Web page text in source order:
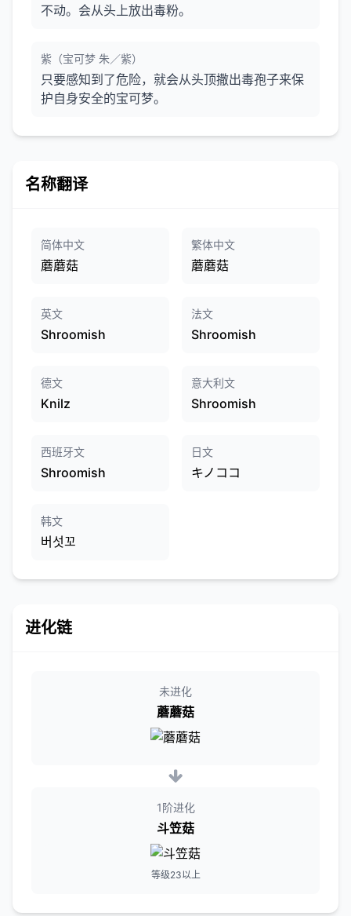
不动。会从头上放出毒粉。
紫（宝可梦 朱／紫）
只要感知到了危险，就会从头顶撒出毒孢子来保
护自身安全的宝可梦。
名称翻译
简体中文
蘑蘑菇
繁体中文
蘑蘑菇
英文
Shroomish
法文
Shroomish
德文
Knilz
意大利文
Shroomish
西班牙文
Shroomish
日文
キノココ
韩文
버섯꼬
进化链
未进化
蘑蘑菇
1阶进化
斗笠菇
等级23以上